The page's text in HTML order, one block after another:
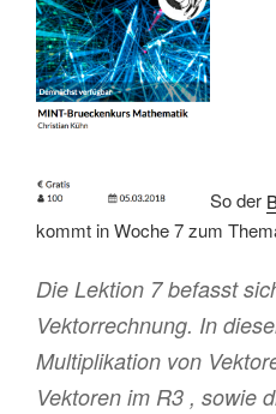
So der
kommt in Woche 7 zum
Die Lektion 7 befasst
Vektorrechnung. In
Multiplikation von
Vektoren im R3 , sowie